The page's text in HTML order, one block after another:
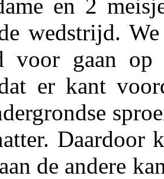
en 2
wedstrijd.
voor gaan
er kant
Daardoor
de andere